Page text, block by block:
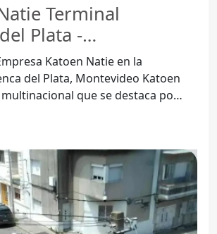
Terminal
Plata -
Katoen Natie en la
del Plata, Montevideo Katoen
que se destaca por